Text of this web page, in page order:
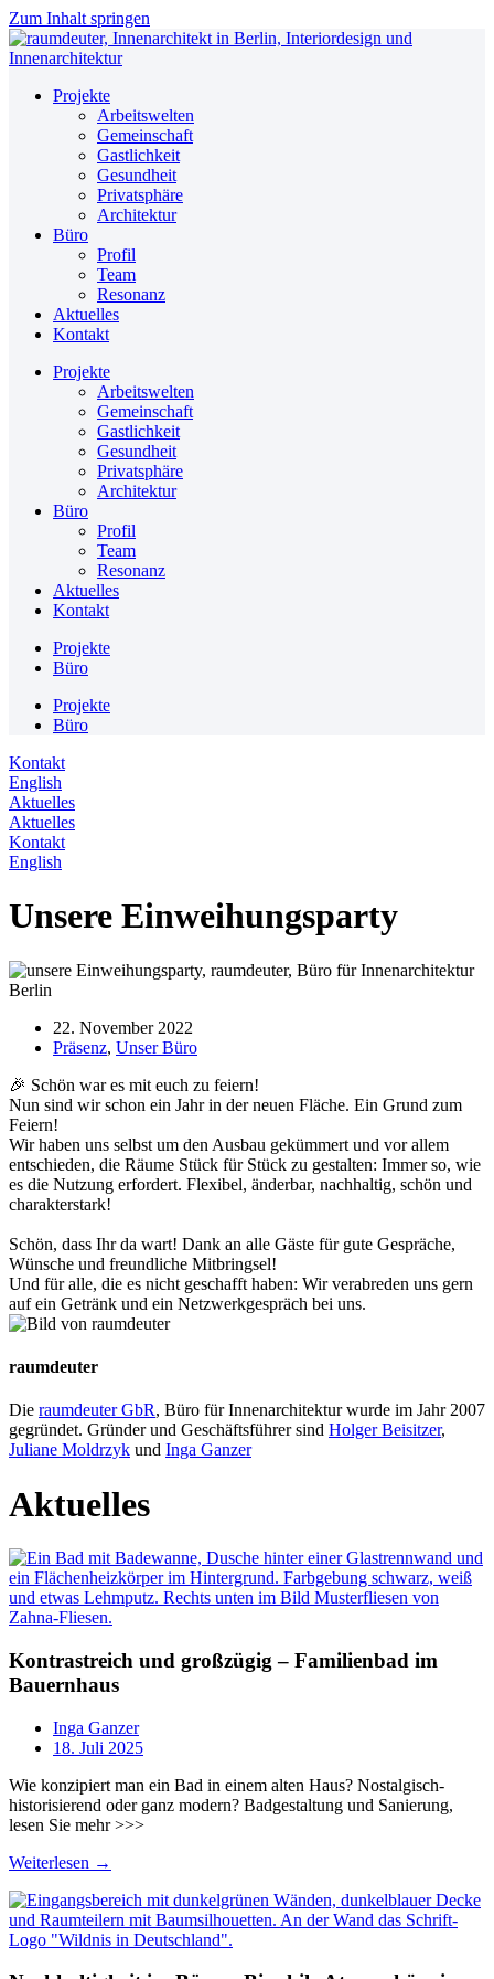
Zum Inhalt springen
Projekte
Arbeitswelten
Gemeinschaft
Gastlichkeit
Gesundheit
Privatsphäre
Architektur
Büro
Profil
Team
Resonanz
Aktuelles
Kontakt
Projekte
Arbeitswelten
Gemeinschaft
Gastlichkeit
Gesundheit
Privatsphäre
Architektur
Büro
Profil
Team
Resonanz
Aktuelles
Kontakt
Projekte
Büro
Projekte
Büro
Kontakt
English
Aktuelles
Aktuelles
Kontakt
English
Unsere Einweihungsparty
22. November 2022
Präsenz, Unser Büro
🎉 Schön war es mit euch zu feiern!
Nun sind wir schon ein Jahr in der neuen Fläche. Ein Grund zum
Feiern!
Wir haben uns selbst um den Ausbau gekümmert und vor allem
entschieden, die Räume Stück für Stück zu gestalten: Immer so, wie
es die Nutzung erfordert. Flexibel, änderbar, nachhaltig, schön und
charakterstark!
Schön, dass Ihr da wart! Dank an alle Gäste für gute Gespräche,
Wünsche und freundliche Mitbringsel!
Und für alle, die es nicht geschafft haben: Wir verabreden uns gern
auf ein Getränk und ein Netzwerkgespräch bei uns.
raumdeuter
Die raumdeuter GbR, Büro für Innenarchitektur wurde im Jahr 2007
gegründet. Gründer und Geschäftsführer sind Holger Beisitzer,
Juliane Moldrzyk und Inga Ganzer
Aktuelles
Kontrastreich und großzügig – Familienbad im
Bauernhaus
Inga Ganzer
18. Juli 2025
Wie konzipiert man ein Bad in einem alten Haus? Nostalgisch-
historisierend oder ganz modern? Badgestaltung und Sanierung,
lesen Sie mehr >>>
Weiterlesen →